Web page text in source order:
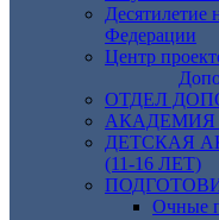
Десятилетие
Федерации
Центр
ОТДЕЛ
АКАДЕМИЯ
ДЕТСКАЯ
(11-16 ЛЕТ)
Очные